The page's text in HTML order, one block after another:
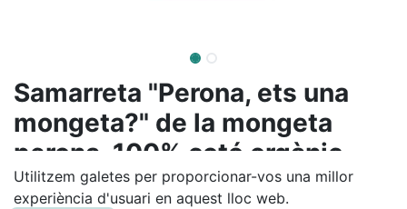
Samarreta "Perona, ets una
mongeta?" de la mongeta
perona. 100% cotó orgànic.
18,00€ IVA inclòs
Utilitzem galetes per proporcionar-vos una millor
experiència d'usuari en aquest lloc web.